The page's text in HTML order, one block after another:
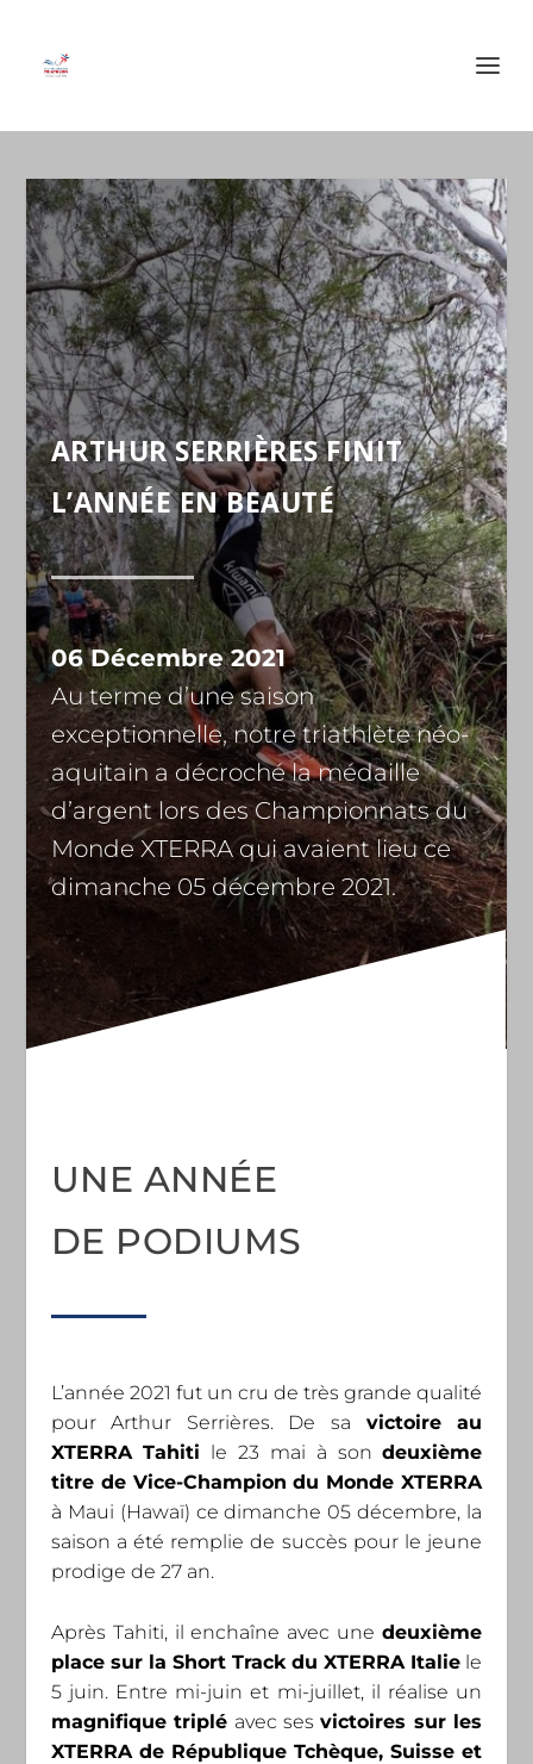
ARTHUR SERRIÈRES FINIT
L’ANNÉE EN BEAUTÉ
06 Décembre 2021
Au terme d’une saison
exceptionnelle, notre triathlète néo-
aquitain a décroché la médaille
d’argent lors des Championnats du
Monde XTERRA qui avaient lieu ce
dimanche 05 décembre 2021.
UNE ANNÉE
DE PODIUMS
L’année 2021 fut un cru de très grande qualité
pour Arthur Serrières. De sa victoire au
XTERRA Tahiti le 23 mai à sondeuxième
titre de Vice-Champion du Monde XTERRA
à Maui (Hawaï) ce dimanche 05 décembre, la
saison a été remplie de succès pour le jeune
prodige de 27 an.
Après Tahiti, il enchaîne avec unedeuxième
place sur la Short Track du XTERRA Italie le
5 juin. Entre mi-juin et mi-juillet, il réalise un
magnifique triplé avec sesvictoires sur les
XTERRA de République Tchèque, Suisse et